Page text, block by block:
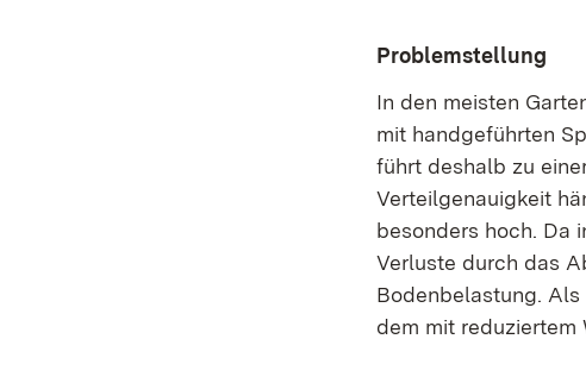
Problemstellung
In den meisten
mit handgeführten
führt deshalb zu
Verteilgenauigkeit
besonders hoch. Da
Verluste durch das
Bodenbelastung.
dem mit reduziertem